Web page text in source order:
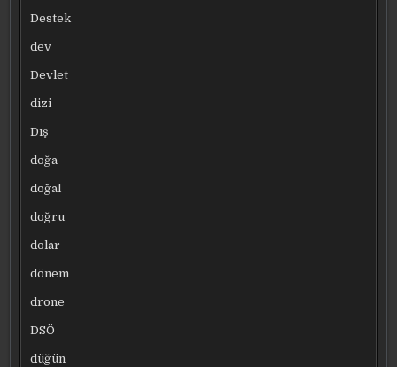
Destek
dev
Devlet
dizi
Dış
doğa
doğal
doğru
dolar
dönem
drone
DSÖ
düğün